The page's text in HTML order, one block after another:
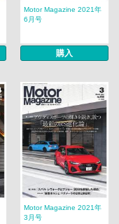
Motor Magazine 2021年
6月号
購入
Motor Magazine 2021年
3月号